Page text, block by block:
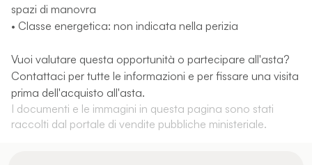
spazi di manovra
• Classe energetica: non indicata nella perizia
Vuoi valutare questa opportunità o partecipare all'asta?
Contattaci per tutte le informazioni e per fissare una visita
prima dell'acquisto all'asta.
I documenti e le immagini in questa pagina sono stati
raccolti dal portale di vendite pubbliche ministeriale.